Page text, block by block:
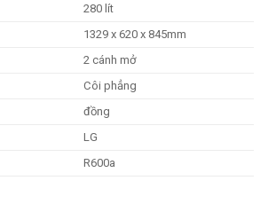
280 lít
1329 x 620 x 845mm
2 cánh mở
Côi phẳng
đồng
LG
R600a